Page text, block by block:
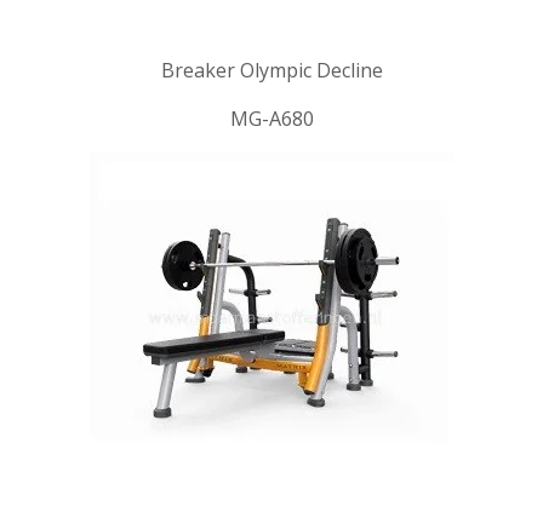
Breaker Olympic Decline
MG-A680